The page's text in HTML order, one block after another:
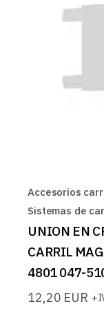
Accesorios
Sistemas de
UNION EN
CARRIL
4801 047-
12,20 EUR